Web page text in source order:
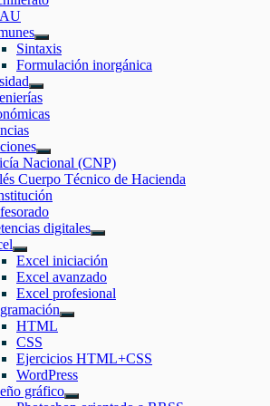
Mostrar
el
submenú
Sintaxis
Formulación inorgánica
Mostrar
el
submenú
Mostrar
el
submenú
Nacional (CNP)
Cuerpo Técnico de Hacienda
digitales
Mostrar
el
submenú
Mostrar
el
submenú
Excel iniciación
Excel avanzado
Excel profesional
Mostrar
HTML
CSS
Ejercicios HTML+CSS
WordPress
gráfico
Mostrar